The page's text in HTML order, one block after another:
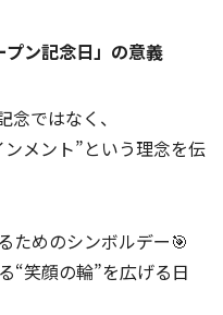
プン記念日」の意義
ではなく、
メント”という理念を伝
ためのシンボルデー🎯
“笑顔の輪”を広げる日